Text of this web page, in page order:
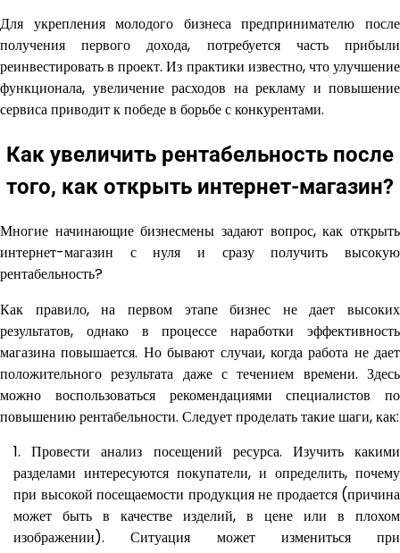
Для укрепления молодого бизнеса предпринимателю после
получения первого дохода, потребуется часть прибыли
реинвестировать в проект. Из практики известно, что улучшение
функционала, увеличение расходов на рекламу и повышение
сервиса приводит к победе в борьбе с конкурентами.
Как увеличить рентабельность после
того, как открыть интернет-магазин?
Многие начинающие бизнесмены задают вопрос, как открыть
интернет-магазин с нуля и сразу получить высокую
рентабельность?
Как правило, на первом этапе бизнес не дает высоких
результатов, однако в процессе наработки эффективность
магазина повышается. Но бывают случаи, когда работа не дает
положительного результата даже с течением времени. Здесь
можно воспользоваться рекомендациями специалистов по
повышению рентабельности. Следует проделать такие шаги, как:
Провести анализ посещений ресурса. Изучить какими
разделами интересуются покупатели, и определить, почему
при высокой посещаемости продукция не продается (причина
может быть в качестве изделий, в цене или в плохом
изображении). Ситуация может измениться при